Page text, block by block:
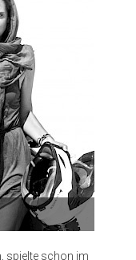
spielte schon im